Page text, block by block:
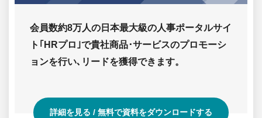
向
会員数約8万人の日本最大級の人事ポータルサイ
ト｢HRプロ｣で貴社商品･サービスのプロモーシ
ョンを行い､リードを獲得できます。
詳細を見る / 無料で資料をダウンロードする